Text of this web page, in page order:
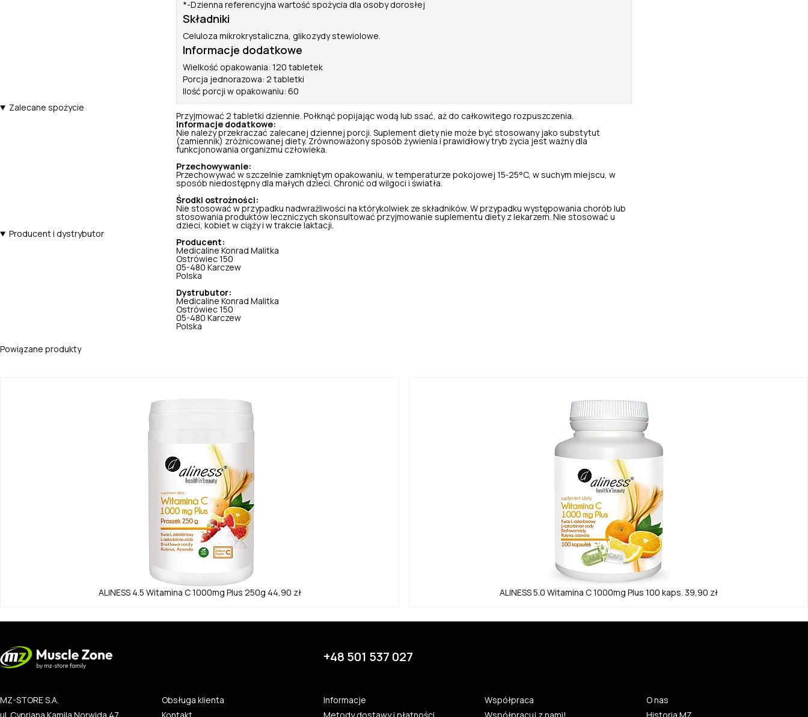
*-Dzienna referencyjna wartość spożycia dla osoby dorosłej
Składniki
Celuloza mikrokrystaliczna, glikozydy stewiolowe.
Informacje dodatkowe
Wielkość opakowania: 120 tabletek
Porcja jednorazowa: 2 tabletki
Ilość porcji w opakowaniu: 60
Zalecane spożycie
Przyjmować 2 tabletki dziennie. Połknąć popijając wodą lub ssać, aż do całkowitego rozpuszczenia.
Informacje dodatkowe:
Nie należy przekraczać zalecanej dziennej porcji. Suplement diety nie może być stosowany jako substytut
(zamiennik) zróżnicowanej diety. Zrównoważony sposób żywienia i prawidłowy tryb życia jest ważny dla
funkcjonowania organizmu człowieka.
Przechowywanie:
Przechowywać w szczelnie zamkniętym opakowaniu, w temperaturze pokojowej 15‑25°C, w suchym miejscu, w
sposób niedostępny dla małych dzieci. Chronić od wilgoci i światła.
Środki ostrożności:
Nie stosować w przypadku nadwrażliwości na którykolwiek ze składników. W przypadku występowania chorób lub
stosowania produktów leczniczych skonsultować przyjmowanie suplementu diety z lekarzem. Nie stosować u
dzieci, kobiet w ciąży i w trakcie laktacji.
Producent i dystrybutor
Producent:
Medicaline Konrad Malitka
Ostrówiec 150
05-480 Karczew
Polska
Dystrubutor:
Medicaline Konrad Malitka
Ostrówiec 150
05-480 Karczew
Polska
Powiązane produkty
ALINESS 4.5 Witamina C 1000mg Plus 250g 44,90 zł ALINESS 5.0 Witamina C 1000mg Plus 100 kaps. 39,90 zł
+48 501 537 027
MZ-STORE S.A.
ul. Cypriana Kamila Norwida 47
Obsługa klienta
Kontakt
Informacje
Metody dostawy i płatności
Współpraca
Współpracuj z nami!
O nas
Historia MZ